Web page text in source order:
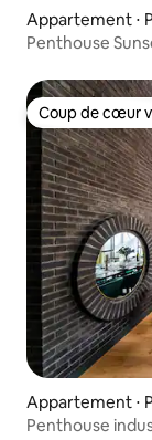
Appartement ⋅
Penthouse
Coup de cœur
Coup de cœur
Appartement ⋅
Penthouse